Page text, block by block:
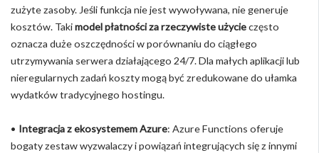
zużyte zasoby. Jeśli funkcja nie jest wywoływana, nie generuje
kosztów. Takimodel płatności za rzeczywiste użycieczęsto
oznacza duże oszczędności w porównaniu do ciągłego
utrzymywania serwera działającego 24/7. Dla małych aplikacji lub
nieregularnych zadań koszty mogą być zredukowane do ułamka
wydatków tradycyjnego hostingu.
• Integracja z ekosystemem Azure: Azure Functions oferuje
bogaty zestaw wyzwalaczy i powiązań integrujących się z innymi